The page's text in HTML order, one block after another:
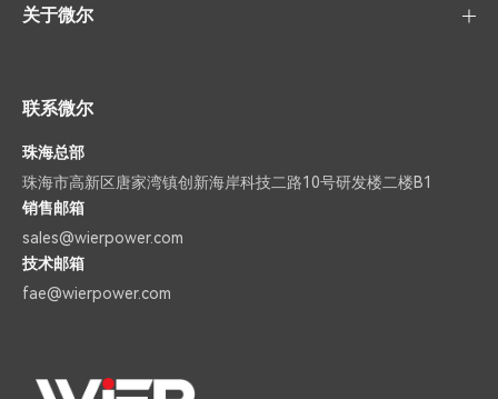
关于微尔
联系微尔
珠海总部
珠海市高新区唐家湾镇创新海岸科技二路10号研发楼二楼B1
销售邮箱
sales@wierpower.com
技术邮箱
fae@wierpower.com